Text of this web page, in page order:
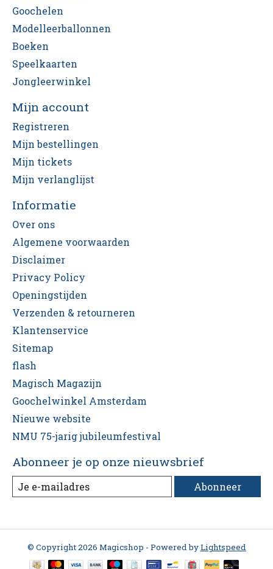
Goochelen
Modelleerballonnen
Boeken
Speelkaarten
Jongleerwinkel
Mijn account
Registreren
Mijn bestellingen
Mijn tickets
Mijn verlanglijst
Informatie
Over ons
Algemene voorwaarden
Disclaimer
Privacy Policy
Openingstijden
Verzenden & retourneren
Klantenservice
Sitemap
flash
Magisch Magazijn
Goochelwinkel Amsterdam
Nieuwe website
NMU 75-jarig jubileumfestival
Abonneer je op onze nieuwsbrief
Abonneer
© Copyright 2026 Magicshop - Powered byLightspeed